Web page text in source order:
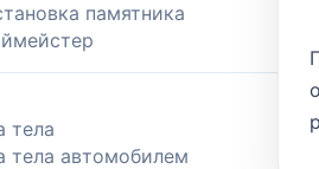
памятника
тела
тела автомобилем